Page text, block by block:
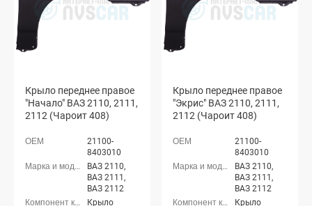
Крыло переднее правое
"Начало" ВАЗ 2110, 2111,
2112 (Чароит 408)
21100-
8403010
ВАЗ 2110,
ВАЗ 2111,
ВАЗ 2112
Крыло
Крыло переднее правое
"Экрис" ВАЗ 2110, 2111,
2112 (Чароит 408)
21100-
8403010
ВАЗ 2110,
ВАЗ 2111,
ВАЗ 2112
Крыло